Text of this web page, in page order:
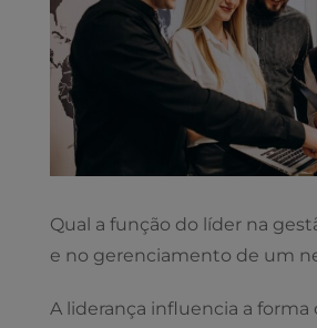
Image
Qual a função do líder na
e no gerenciamento de um
A liderança influencia a forma